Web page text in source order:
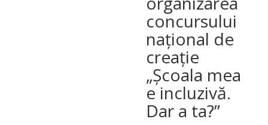
concursului
național de
creație
„Școala mea
e incluzivă.
Dar a ta?”